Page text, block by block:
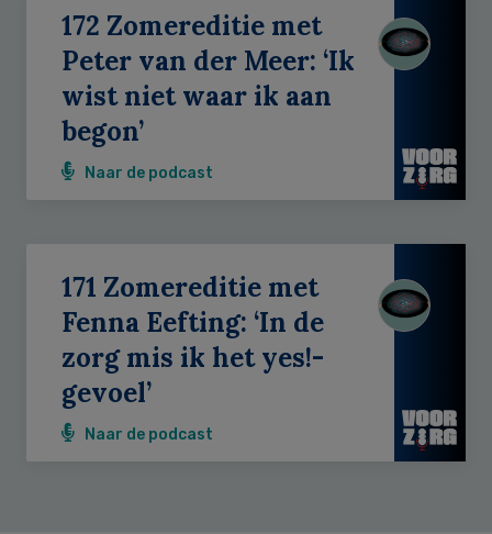
172 Zomereditie met
Peter van der Meer: ‘Ik
wist niet waar ik aan
begon’
Naar de podcast
171 Zomereditie met
Fenna Eefting: ‘In de
zorg mis ik het yes!-
gevoel’
Naar de podcast